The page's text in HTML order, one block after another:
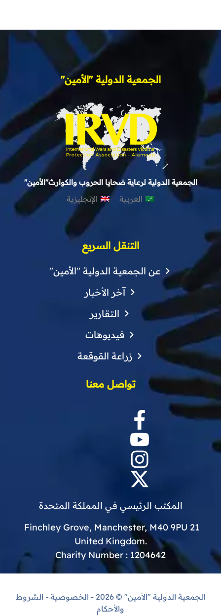
الجمعية الدولية "الأمين"
الجمعية الدولية لرعاية ضحايا الحروب والكوارث"الأمين"
العربية الإنجليزية
التنقل السريع
عن الجمعية الدولية "الأمين"
آخر الأخبار
التقارير
فيديوهات
زراعة القوقعة
تواصل معنا
المكتب الرئيسي في المملكة المتحدة
21 Finchley Grove, Manchester, M40 9PU
.United Kingdom
Charity Number : 1204642
الجمعية الدولية "الأمين" © 2026 - الخصوصية - الشروط
والأحكام